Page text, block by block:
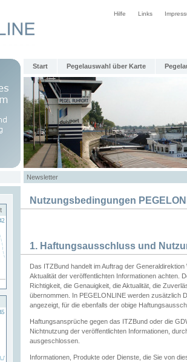
Hilfe Links
Start Pegelauswahl über Karte
Newsletter
Nutzungsbedingungen
1. Haftungsausschluss und
Das ITZBund handelt im Auftrag der
Aktualität der veröffentlichten Informationen achten.
Richtigkeit, die Genauigkeit, die Aktualität, die
übernommen. In PEGELONLINE werden zusätzlich
angezeigt, für die ebenfalls der obige
Haftungsansprüche gegen das ITZBund oder die
Nichtnutzung der veröffentlichten Informationen,
ausgeschlossen.
Informationen, Produkte oder Dienste, die Sie von